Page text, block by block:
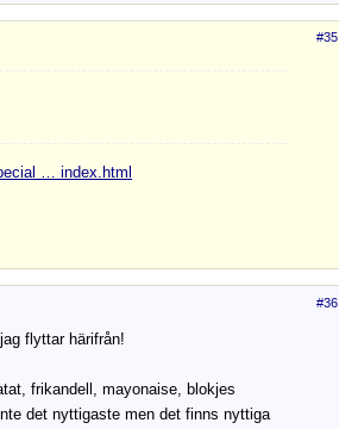
#35
… index.html
#36
flyttar härifrån!
frikandell, mayonaise, blokjes
det nyttigaste men det finns nyttiga